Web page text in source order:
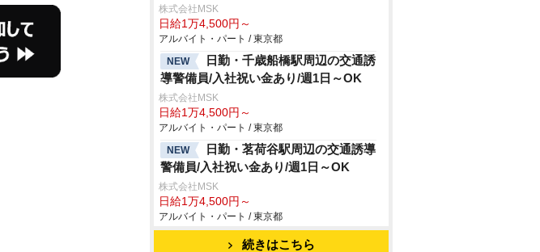
株式会社MSK
日給1万4,500円～
アルバイト・パート / 東京都
NEW
日勤・千歳船橋駅周辺の交通誘
導警備員/入社祝い金あり/週1日～OK
株式会社MSK
日給1万4,500円～
アルバイト・パート / 東京都
NEW
日勤・茗荷谷駅周辺の交通誘導
警備員/入社祝い金あり/週1日～OK
株式会社MSK
日給1万4,500円～
アルバイト・パート / 東京都
続きはこちら